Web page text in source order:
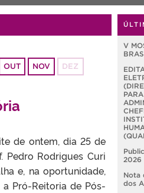
OUT NOV DEZ
de ontem, dia 25 de
Pedro Rodrigues Curi
e, na oportunidade,
Pró-Reitoria de Pós-
V
2026
Nota
dos